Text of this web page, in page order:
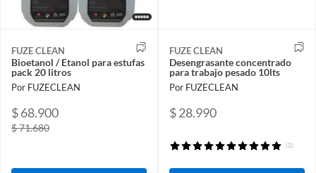
FUZE CLEAN
Bioetanol / Etanol para estufas
pack 20 litros
Por FUZECLEAN
$ 68.900
$ 71.680
FUZE CLEAN
Desengrasante concentrado
para trabajo pesado 10lts
Por FUZECLEAN
$ 28.990
(2)